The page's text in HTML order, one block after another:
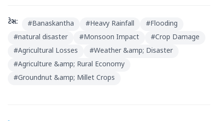
ટેગ્સ: #Banaskantha #Heavy Rainfall #Flooding
#natural disaster #Monsoon Impact #Crop Damage
#Agricultural Losses #Weather &amp; Disaster
#Agriculture &amp; Rural Economy
#Groundnut &amp; Millet Crops